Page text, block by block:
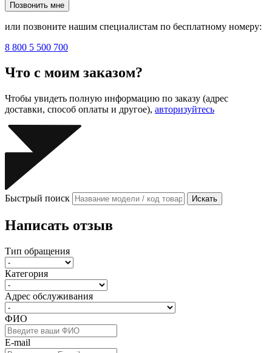
Позвонить мне
или позвоните нашим специалистам по бесплатному номеру:
8 800 5 500 700
Что с моим заказом?
Чтобы увидеть полную информацию по заказу (адрес
доставки, способ оплаты и другое), авторизуйтесь
Быстрый поиск Искать
Написать отзыв
Тип обращения
Категория
Адрес обслуживания
ФИО
E-mail